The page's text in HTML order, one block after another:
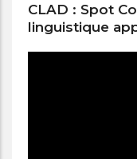
CLAD : Spot
linguistique